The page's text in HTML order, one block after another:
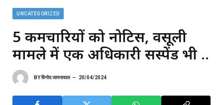
UNCATEGORIZED
5 कर्मचारियों को नोटिस, वसूली
मामले में एक अधिकारी सस्पेंड भी ..
BYविनोद जायसवाल 20/04/2024